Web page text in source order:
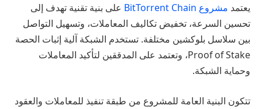
يعتمد مشروع BitTorrent Chain
على بنية تقنية تهدف إلى
تحسين السرعة، تخفيض تكاليف المعاملات، وتسهيل التواصل
بين سلاسل بلوكشين مختلفة. تستخدم الشبكة آلية إثبات الحصة
Proof of Stake، وتعتمد على المدققين لتأكيد المعاملات
وحماية الشبكة.
تتكون البنية العامة للمشروع من طبقة تنفيذ للمعاملات والعقود